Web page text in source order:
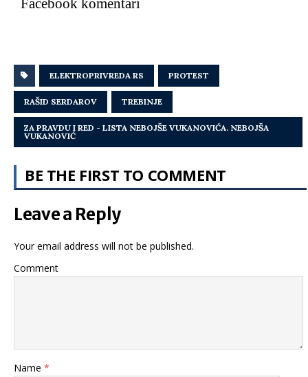
Facebook komentari
ELEKTROPRIVREDA RS PROTEST
RAŠID SERDAROV TREBINJE
ZA PRAVDU I RED - LISTA NEBOJŠE VUKANOVIĆA. NEBOJŠA
VUKANOVIĆ
BE THE FIRST TO COMMENT
Leave a Reply
Your email address will not be published.
Comment
Name *